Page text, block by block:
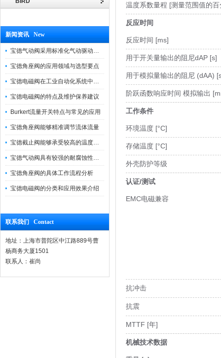
新闻资讯 New
宝德气动阀采用标准化气动驱动设计，可匹配各类工业气源工况
宝德角座阀的应用领域与选型要点
宝德电磁阀在工业自动化系统中的作用
宝德电磁阀的特点及维护保养建议
Burkert流量开关特点与常见的应用
宝德角座阀能够精准调节流体流量
宝德截止阀能够承受较高的温度和压力
宝德气动阀具有较强的耐腐蚀性和抗震性
宝德角座阀的具体工作流程分析
宝德电磁阀的分类和应用效果介绍
联系我们 Contact
地址：上海市普陀区中江路889号曹
杨商务大厦1501
联系人：崔尚
温度系数量程 [测量范围值的
反应时间
反应时间 [ms]
用于开关量输出的阻尼dAP [s]
用于模拟量输出的阻尼 (dAA)
阶跃函数响应时间 模拟输出
工作条件
环境温度 [°C]
存储温度 [°C]
外壳防护等级
认证/测试
EMC电磁兼容
抗冲击
抗震
MTTF [年]
机械技术数据